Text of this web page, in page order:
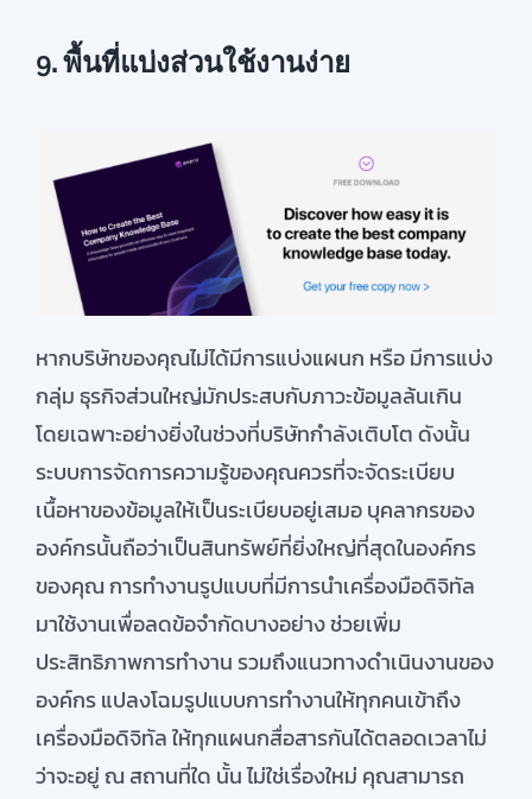
9.พื้นที่แบ่งส่วนใช้งานง่าย
หากบริษัทของคุณไม่ได้มีการแบ่งแผนก หรือมีการแบ่ง
กลุ่มธุรกิจส่วนใหญ่มักประสบกับภาวะข้อมูลล้นเกิน
โดยเฉพาะอย่างยิ่งในช่วงที่บริษัทกำลังเติบโตดังนั้น
ระบบการจัดการความรู้ของคุณควรที่จะจัดระเบียบ
เนื้อหาของข้อมูลให้เป็นระเบียบอยู่เสมอบุคลากรของ
องค์กรนั้นถือว่าเป็นสินทรัพย์ที่ยิ่งใหญ่ที่สุดในองค์กร
ของคุณการทำงานรูปแบบที่มีการนำเครื่องมือดิจิทัล
มาใช้งานเพื่อลดข้อจำกัดบางอย่างช่วยเพิ่ม
ประสิทธิภาพการทำงานรวมถึงแนวทางดำเนินงานของ
องค์กรแปลงโฉมรูปแบบการทำงานให้ทุกคนเข้าถึง
เครื่องมือดิจิทัลให้ทุกแผนกสื่อสารกันได้ตลอดเวลาไม่
ว่าจะอยู่ณ สถานที่ใด นั้นไม่ใช่เรื่องใหม่ คุณสามารถ